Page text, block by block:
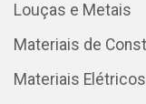
Louças e Metais
Materiais de
Materiais Elétricos